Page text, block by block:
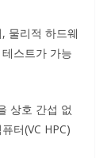
물리적 하드웨
스트가 가능
상호 간섭 없
터(VC HPC)